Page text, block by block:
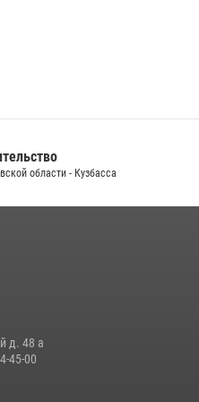
области - Кузбасса
д. 48 а
45-00